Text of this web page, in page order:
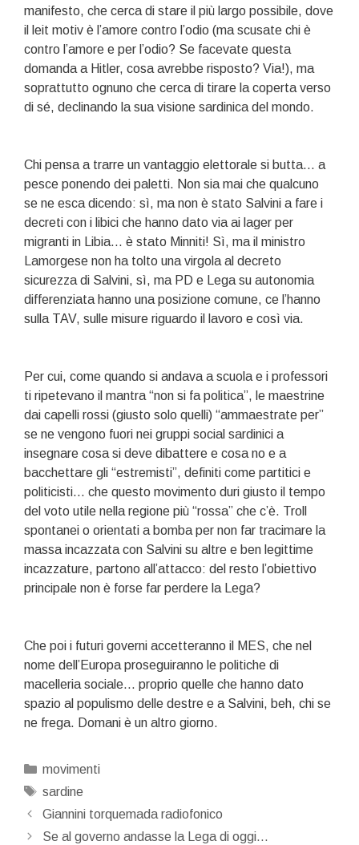
manifesto, che cerca di stare il più largo possibile, dove
il leit motiv è l’amore contro l’odio (ma scusate chi è
contro l’amore e per l’odio? Se facevate questa
domanda a Hitler, cosa avrebbe risposto? Via!), ma
soprattutto ognuno che cerca di tirare la coperta verso
di sé, declinando la sua visione sardinica del mondo.
Chi pensa a trarre un vantaggio elettorale si butta… a
pesce ponendo dei paletti. Non sia mai che qualcuno
se ne esca dicendo: sì, ma non è stato Salvini a fare i
decreti con i libici che hanno dato via ai lager per
migranti in Libia… è stato Minniti! Sì, ma il ministro
Lamorgese non ha tolto una virgola al decreto
sicurezza di Salvini, sì, ma PD e Lega su autonomia
differenziata hanno una posizione comune, ce l’hanno
sulla TAV, sulle misure riguardo il lavoro e così via.
Per cui, come quando si andava a scuola e i professori
ti ripetevano il mantra “non si fa politica”, le maestrine
dai capelli rossi (giusto solo quelli) “ammaestrate per”
se ne vengono fuori nei gruppi social sardinici a
insegnare cosa si deve dibattere e cosa no e a
bacchettare gli “estremisti”, definiti come partitici e
politicisti… che questo movimento duri giusto il tempo
del voto utile nella regione più “rossa” che c’è. Troll
spontanei o orientati a bomba per non far tracimare la
massa incazzata con Salvini su altre e ben legittime
incazzature, partono all’attacco: del resto l’obiettivo
principale non è forse far perdere la Lega?
Che poi i futuri governi accetteranno il MES, che nel
nome dell’Europa proseguiranno le politiche di
macelleria sociale… proprio quelle che hanno dato
spazio al populismo delle destre e a Salvini, beh, chi se
ne frega. Domani è un altro giorno.
Categorie
movimenti
Tag
sardine
Navigazione
articolo
Giannini torquemada radiofonico
Se al governo andasse la Lega di oggi…